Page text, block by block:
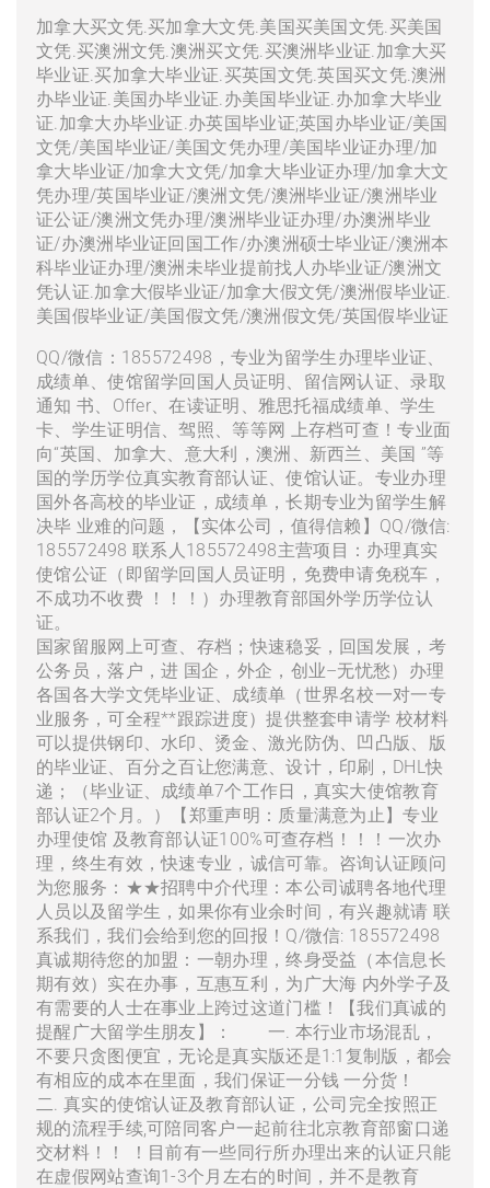
加拿大买文凭.买加拿大文凭.美国买美国文凭.买美国
文凭.买澳洲文凭.澳洲买文凭.买澳洲毕业证.加拿大买
毕业证.买加拿大毕业证.买英国文凭.英国买文凭.澳洲
办毕业证.美国办毕业证.办美国毕业证.办加拿大毕业
证.加拿大办毕业证.办英国毕业证;英国办毕业证/美国
文凭/美国毕业证/美国文凭办理/美国毕业证办理/加
拿大毕业证/加拿大文凭/加拿大毕业证办理/加拿大文
凭办理/英国毕业证/澳洲文凭/澳洲毕业证/澳洲毕业
证公证/澳洲文凭办理/澳洲毕业证办理/办澳洲毕业
证/办澳洲毕业证回国工作/办澳洲硕士毕业证/澳洲本
科毕业证办理/澳洲未毕业提前找人办毕业证/澳洲文
凭认证.加拿大假毕业证/加拿大假文凭/澳洲假毕业证.
美国假毕业证/美国假文凭/澳洲假文凭/英国假毕业证
QQ/微信：185572498，专业为留学生办理毕业证、
成绩单、使馆留学回国人员证明、留信网认证、录取
通知 书、Offer、在读证明、雅思托福成绩单、学生
卡、学生证明信、驾照、等等网 上存档可查！专业面
向“英国、加拿大、意大利，澳洲、新西兰、美国 ”等
国的学历学位真实教育部认证、使馆认证。专业办理
国外各高校的毕业证，成绩单，长期专业为留学生解
决毕 业难的问题，【实体公司，值得信赖】QQ/微信:
185572498 联系人185572498主营项目：办理真实
使馆公证（即留学回国人员证明，免费申请免税车，
不成功不收费 ！！！）办理教育部国外学历学位认
证。
国家留服网上可查、存档；快速稳妥，回国发展，考
公务员，落户，进 国企，外企，创业–无忧愁）办理
各国各大学文凭毕业证、成绩单（世界名校一对一专
业服务，可全程**跟踪进度）提供整套申请学 校材料
可以提供钢印、水印、烫金、激光防伪、凹凸版、版
的毕业证、百分之百让您满意、设计，印刷，DHL快
递；（毕业证、成绩单7个工作日，真实大使馆教育
部认证2个月。）【郑重声明：质量满意为止】专业
办理使馆 及教育部认证100%可查存档！！！一次办
理，终生有效，快速专业，诚信可靠。咨询认证顾问
为您服务：★★招聘中介代理：本公司诚聘各地代理
人员以及留学生，如果你有业余时间，有兴趣就请 联
系我们，我们会给到您的回报！Q/微信: 185572498
真诚期待您的加盟：一朝办理，终身受益（本信息长
期有效）实在办事，互惠互利，为广大海 内外学子及
有需要的人士在事业上跨过这道门槛！【我们真诚的
提醒广大留学生朋友】： 一. 本行业市场混乱，
不要只贪图便宜，无论是真实版还是1:1复制版，都会
有相应的成本在里面，我们保证一分钱 一分货！
二. 真实的使馆认证及教育部认证，公司完全按照正
规的流程手续,可陪同客户一起前往北京教育部窗口递
交材料！！ ！目前有一些同行所办理出来的认证只能
在虚假网站查询1-3个月左右的时间，并不是教育